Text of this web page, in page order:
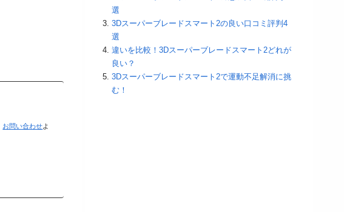
お問い合わせよ
選
3Dスーパーブレードスマート2の良い口コミ評判4
選
違いを比較！3Dスーパーブレードスマート2どれが
良い？
3Dスーパーブレードスマート2で運動不足解消に挑
む！